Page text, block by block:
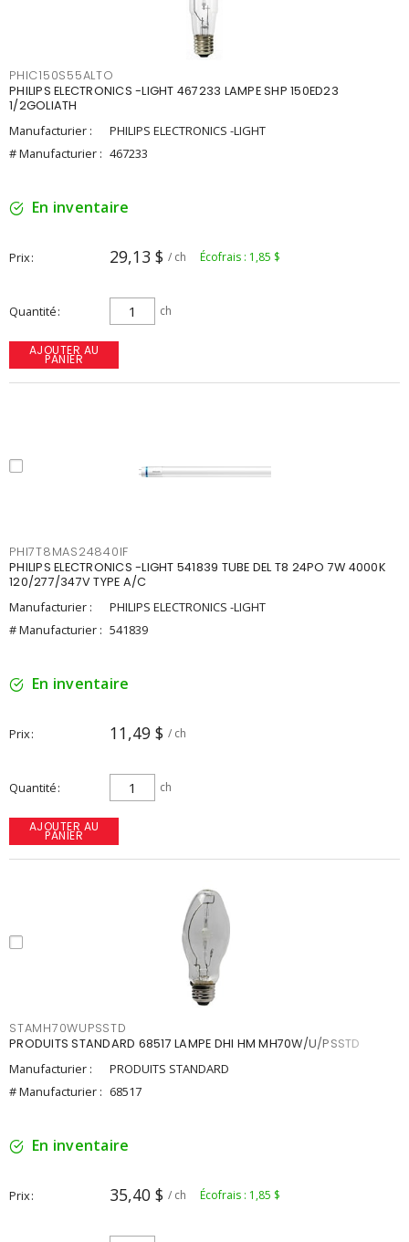
PHIC150S55ALTO
PHILIPS ELECTRONICS -LIGHT 467233 LAMPE SHP 150ED23
1/2GOLIATH
Manufacturier :
PHILIPS ELECTRONICS -LIGHT
# Manufacturier : 467233
En inventaire
Prix 29,13 $ / ch Écofrais : 1,85 $
Quantité ch
AJOUTER AU
PANIER
PHI7T8MAS24840IF
PHILIPS ELECTRONICS -LIGHT 541839 TUBE DEL T8 24PO 7W 4000K
120/277/347V TYPE A/C
Manufacturier :
PHILIPS ELECTRONICS -LIGHT
# Manufacturier : 541839
En inventaire
Prix 11,49 $ / ch
Quantité ch
AJOUTER AU
PANIER
STAMH70WUPSSTD
PRODUITS STANDARD 68517 LAMPE DHI HM MH70W/U/PSSTD
Manufacturier :
PRODUITS STANDARD
# Manufacturier : 68517
En inventaire
Prix 35,40 $ / ch Écofrais : 1,85 $